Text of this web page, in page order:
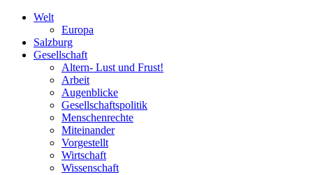
Welt
Europa
Salzburg
Gesellschaft
Altern- Lust und Frust!
Arbeit
Augenblicke
Gesellschaftspolitik
Menschenrechte
Miteinander
Vorgestellt
Wirtschaft
Wissenschaft